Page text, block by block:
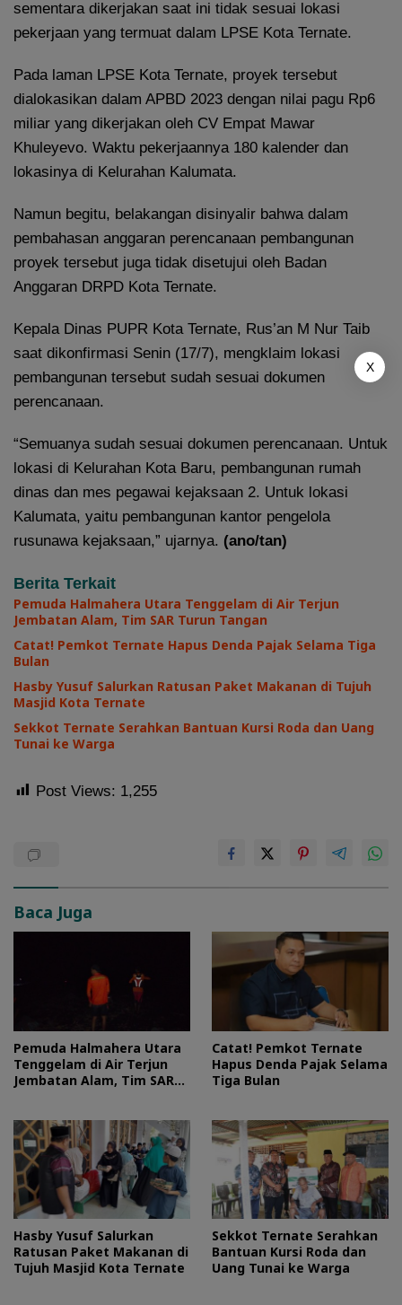
sementara dikerjakan saat ini tidak sesuai lokasi
pekerjaan yang termuat dalam LPSE Kota Ternate.
Pada laman LPSE Kota Ternate, proyek tersebut
dialokasikan dalam APBD 2023 dengan nilai pagu Rp6
miliar yang dikerjakan oleh CV Empat Mawar
Khuleyevo. Waktu pekerjaannya 180 kalender dan
lokasinya di Kelurahan Kalumata.
Namun begitu, belakangan disinyalir bahwa dalam
pembahasan anggaran perencanaan pembangunan
proyek tersebut juga tidak disetujui oleh Badan
Anggaran DRPD Kota Ternate.
Kepala Dinas PUPR Kota Ternate, Rus’an M Nur Taib
saat dikonfirmasi Senin (17/7), mengklaim lokasi
pembangunan tersebut sudah sesuai dokumen
perencanaan.
“Semuanya sudah sesuai dokumen perencanaan. Untuk
lokasi di Kelurahan Kota Baru, pembangunan rumah
dinas dan mes pegawai kejaksaan 2. Untuk lokasi
Kalumata, yaitu pembangunan kantor pengelola
rusunawa kejaksaan,” ujarnya. (ano/tan)
Berita Terkait
Pemuda Halmahera Utara Tenggelam di Air Terjun
Jembatan Alam, Tim SAR Turun Tangan
Catat! Pemkot Ternate Hapus Denda Pajak Selama Tiga
Bulan
Hasby Yusuf Salurkan Ratusan Paket Makanan di Tujuh
Masjid Kota Ternate
Sekkot Ternate Serahkan Bantuan Kursi Roda dan Uang
Tunai ke Warga
Post Views: 1,255
Baca Juga
Pemuda Halmahera Utara
Tenggelam di Air Terjun
Jembatan Alam, Tim SAR
Catat! Pemkot Ternate
Hapus Denda Pajak Selama
Tiga Bulan
Hasby Yusuf Salurkan
Ratusan Paket Makanan di
Tujuh Masjid Kota Ternate
Sekkot Ternate Serahkan
Bantuan Kursi Roda dan
Uang Tunai ke Warga
X